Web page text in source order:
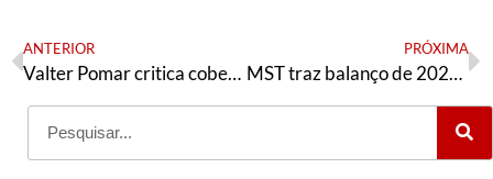
ANTERIOR
Valter Pomar critica cobertura da imprensa brasileira sobre a Venezuela
PRÓXIMA
MST traz balanço de 2024 celebrando os 40 anos de luta e perspectivas para a Reforma Agrária